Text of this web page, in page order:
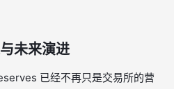
未来演进
已经不再只是交易所的营